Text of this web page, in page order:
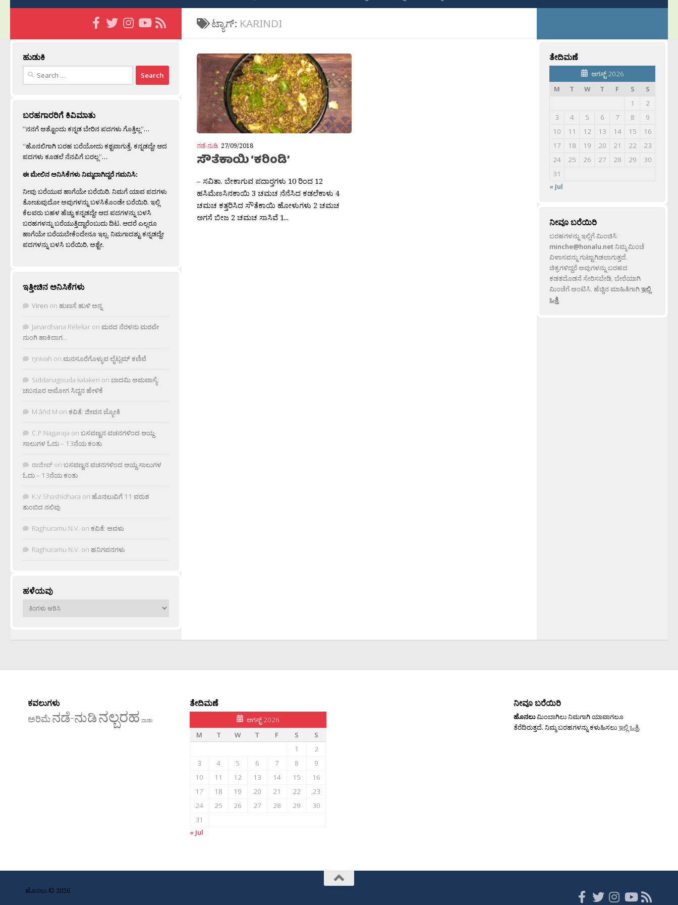
ಟ್ಯಾಗ್: KARINDI
ನಡೆ-ನುಡಿ 27/09/2018
ಸೌತೆಕಾಯಿ ‘ಕರಿಂಡಿ’
– ಸವಿತಾ. ಬೇಕಾಗುವ ಪದಾರ‍್ತಗಳು 10 ರಿಂದ 12
ಹಸಿಮೆಣಸಿನಕಾಯಿ 3 ಚಮಚ ನೆನೆಸಿದ ಕಡಲೆಕಾಳು 4
ಚಮಚ ಕತ್ತರಿಸಿದ ಸೌತೆಕಾಯಿ ಹೋಳುಗಳು 2 ಚಮಚ
ಅಗಸೆ ಬೀಜ 2 ಚಮಚ ಸಾಸಿವೆ 1...
ಹುಡುಕಿ
Search
ಬರಹಗಾರರಿಗೆ ಕಿವಿಮಾತು
“ನನಗೆ ಅಶ್ಟೊಂದು ಕನ್ನಡ ಬೇರಿನ ಪದಗಳು ಗೊತ್ತಿಲ್ಲ”…
“ಹೊನಲಿಗಾಗಿ ಬರಹ ಬರೆಯೋದು ಕಶ್ಟವಾಗುತ್ತೆ. ಕನ್ನಡದ್ದೇ ಆದ
ಪದಗಳು ಕೂಡಲೆ ನೆನಪಿಗೆ ಬರಲ್ಲ”…
ಈ ಮೇಲಿನ ಅನಿಸಿಕೆಗಳು ನಿಮ್ಮದಾಗಿದ್ದರೆ ಗಮನಿಸಿ:
ನೀವು ಬರೆಯುವ ಹಾಗೆಯೇ ಬರೆಯಿರಿ. ನಿಮಗೆ ಯಾವ ಪದಗಳು
ತೋಚುವುದೋ ಅವುಗಳನ್ನು ಬಳಸಿಕೊಂಡೇ ಬರೆಯಿರಿ. ಇಲ್ಲಿ
ಕೆಲವರು ಬಹಳ ಹೆಚ್ಚು ಕನ್ನಡದ್ದೇ ಆದ ಪದಗಳನ್ನು ಬಳಸಿ
ಬರಹಗಳನ್ನು ಬರೆಯುತ್ತಿದ್ದಾರೆಂಬುದು ದಿಟ. ಆದರೆ ಎಲ್ಲರೂ
ಹಾಗೆಯೇ ಬರೆಯಬೇಕೆಂದೇನೂ ಇಲ್ಲ. ನಿಮಗಾದಶ್ಟು ಕನ್ನಡದ್ದೇ
ಪದಗಳನ್ನು ಬಳಸಿ ಬರೆಯಿರಿ, ಅಶ್ಟೇ.
ಇತ್ತೀಚಿನ ಅನಿಸಿಕೆಗಳು
Viren on ಹುಣಸೆ ಹುಳಿ ಅನ್ನ
Janardhana Relekar on ಮರದ ನೆರಳನು ಮರವೇ
ನುಂಗಿ ಹಾಕಿದಾಗ…
rjnivah on ಮನಸೂರೆಗೊಳ್ಳುವ ಲೈಟ್ಲಮ್ ಕಣಿವೆ
Siddanagouda kalakeri on ಬಾದಮಿ ಅಮವಾಸ್ಯೆ:
ಚಬನೂರ ಅಮೋಗ ಸಿದ್ದನ ಹೇಳಿಕೆ
M âñd M on ಕವಿತೆ: ಜೀವನ ಜ್ಯೋತಿ
C.P.Nagaraja on ಬಸವಣ್ಣನ ವಚನಗಳಿಂದ ಆಯ್ದ
ಸಾಲುಗಳ ಓದು – 13ನೆಯ ಕಂತು
ರಾಜೀವ್ on ಬಸವಣ್ಣನ ವಚನಗಳಿಂದ ಆಯ್ದ ಸಾಲುಗಳ
ಓದು – 13ನೆಯ ಕಂತು
K.V Shashidhara on ಹೊನಲುವಿಗೆ 11 ವರುಶ
ತುಂಬಿದ ನಲಿವು
Raghuramu N.V. on ಕವಿತೆ: ಅವಳು
Raghuramu N.V. on ಹನಿಗವನಗಳು
ಹಳೆಯವು
ಹಳೆಯವು
ತೇದಿಮಣೆ
ಆಗಸ್ಟ್ 2026
M
T W T F S
S
1
2
3
4 5 6 7 8
9
10
11 12 13 14 15
16
17
18 19 20 21 22
23
24
25 26 27 28 29
30
31
« Jul
ನೀವೂ ಬರೆಯಿರಿ
ಬರಹಗಳನ್ನು ಇಲ್ಲಿಗೆ ಮಿಂಚಿಸಿ:
minche@honalu.netನಿಮ್ಮ ಮಿಂಚೆ
ವಿಳಾಸವನ್ನು ಗುಟ್ಟಾಗಿಡಲಾಗುತ್ತದೆ.
ಚಿತ್ರಗಳಿದ್ದರೆ ಅವುಗಳನ್ನು ಬರಹದ
ಕಡತದೊಡನೆ ಸೇರಿಸಬೇಡಿ, ಬೇರೆಯಾಗಿ
ಮಿಂಚೆಗೆ ಅಂಟಿಸಿ. ಹೆಚ್ಚಿನ ಮಾಹಿತಿಗಾಗಿಇಲ್ಲಿ
ಒತ್ತಿ.
ಕವಲುಗಳು
ಅರಿಮೆನಡೆ-ನುಡಿನಲ್ಬರಹ ನಾಡು
ತೇದಿಮಣೆ
ಆಗಸ್ಟ್ 2026
M
T W T F S
S
1
2
3
4 5 6 7 8
9
10
11 12 13 14 15
16
17
18 19 20 21 22
23
24
25 26 27 28 29
30
31
« Jul
ನೀವೂ ಬರೆಯಿರಿ
ಹೊನಲುಮಿಂಬಾಗಿಲು ನಿಮಗಾಗಿ ಯಾವಾಗಲೂ
ತೆರೆದಿರುತ್ತದೆ. ನಿಮ್ಮ ಬರಹಗಳನ್ನು ಕಳುಹಿಸಲುಇಲ್ಲಿ ಒತ್ತಿ.
ಹೊನಲು © 2026.